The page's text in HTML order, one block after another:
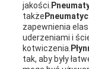
jakości.
także
zapewnienia
uderzeniami i
kotwiczenia.
tak, aby były